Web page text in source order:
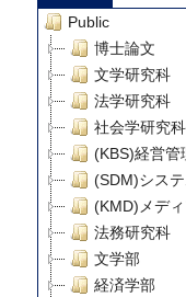
Public
博士論文
文学研究科
法学研究科
社会学研究科
(KBS)経営管
(SDM)シス
(KMD)メデ
法務研究科
文学部
経済学部